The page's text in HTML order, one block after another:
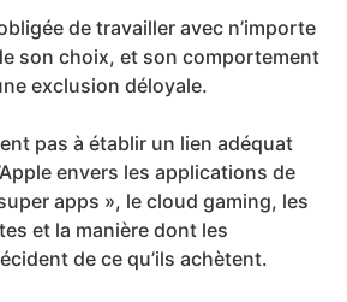
de travailler avec n’importe
son choix, et son comportement
exclusion déloyale.
pas à établir un lien adéquat
envers les applications de
apps », le cloud gaming, les
et la manière dont les
de ce qu’ils achètent.